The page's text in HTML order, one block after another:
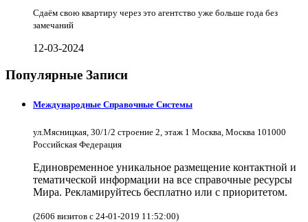
Сдаём свою квартиру через это агентство уже больше года без
замечаний
12-03-2024
Популярные Записи
Международные Справочные Системы
ул.Мясницкая, 30/1/2 строение 2, этаж 1 Москва, Москва 101000
Российская Федерация
Единовременное уникальное размещение контактной и
тематической информации на все справочные ресурсы
Мира. Рекламируйтесь бесплатно или с приоритетом.
(2606 визитов с 24-01-2019 11:52:00)